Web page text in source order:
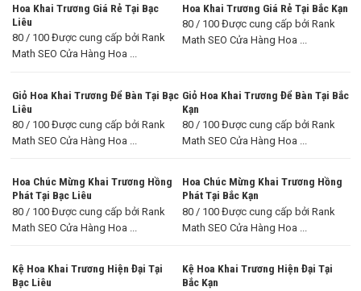
Hoa Khai Trương Giá Rẻ Tại Bạc
Liêu
80 / 100 Được cung cấp bởi Rank
Math SEO Cửa Hàng Hoa ...
Hoa Khai Trương Giá Rẻ Tại Bắc Kạn
80 / 100 Được cung cấp bởi Rank
Math SEO Cửa Hàng Hoa ...
Giỏ Hoa Khai Trương Để Bàn Tại Bạc
Liêu
80 / 100 Được cung cấp bởi Rank
Math SEO Cửa Hàng Hoa ...
Giỏ Hoa Khai Trương Để Bàn Tại Bắc
Kạn
80 / 100 Được cung cấp bởi Rank
Math SEO Cửa Hàng Hoa ...
Hoa Chúc Mừng Khai Trương Hồng
Phát Tại Bạc Liêu
80 / 100 Được cung cấp bởi Rank
Math SEO Cửa Hàng Hoa ...
Hoa Chúc Mừng Khai Trương Hồng
Phát Tại Bắc Kạn
80 / 100 Được cung cấp bởi Rank
Math SEO Cửa Hàng Hoa ...
Kệ Hoa Khai Trương Hiện Đại Tại
Bạc Liêu
Kệ Hoa Khai Trương Hiện Đại Tại
Bắc Kạn